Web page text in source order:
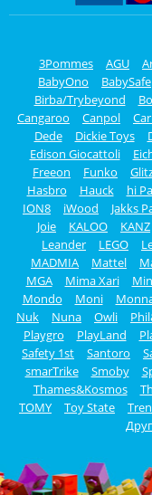
3Pommes AGU
BabyOno
BabySafe
Birba/Trybeyond
Cangaroo
Canpol
Dede
Dickie Toys
Edison Giocattoli
Freeon
Funko
Hasbro
Hauck hi
ION8
iWood Jakks
Joie
KALOO KANZ
Leander
LEGO
MADMIA
Mattel
MGA
Mima Xari
Mondo
Moni
Nuk
Nuna Owli
Playgro
PlayLand
Safety 1st
Santoro
smarTrike
Smoby
Thames&Kosmos
TOMY
Toy State